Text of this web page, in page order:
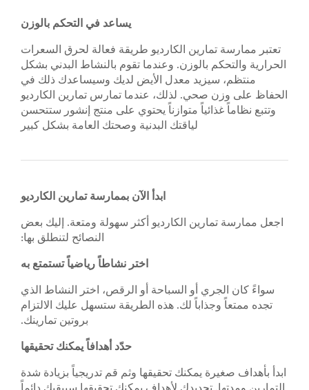
يساعد في التحكم بالوزن
تعتبر ممارسة تمارين الكارديو طريقة فعالة لحرق السعرات
الحرارية والتحكم بالوزن. وعندما تقوم بالنشاط البدني بشكل
منتظم، سيزيد معدل الأيض لديك وسيساعدك ذلك في
الحفاظ على وزن صحي. لذلك، عندما تمارس تمارين الكارديو
وتتبع نظاماً غذائياً متوازناً يحتوي على منتج إنشور ستتحسن
لياقتك البدنية وصحتك العامة بشكل كبير
ابدأ الآن بممارسة تمارين الكارديو
اجعل ممارسة تمارين الكارديو أكثر سهولة ومتعة. إليك بعض
النصائح لتنطلق بها:
اختر نشاطاً رياضياً تستمتع به
سواءً كان الجري أو السباحة أو الرقص، اختر النشاط الذي
تجده ممتعاً وجذاباً لك. هذه الطريقة ستسهل عليك الالتزام
بروتين تمارينك.
حدّد أهدافاً يمكنك تحقيقها
ابدأ بأهداف صغيرة يمكنك تحقيقها وثم قم تدريجياً بزيادة شدة